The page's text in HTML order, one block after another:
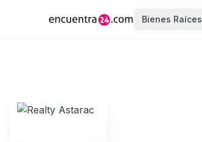
Bienes Raíces